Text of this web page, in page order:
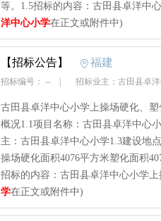
等。1.5招标的内容：古田县卓洋中
洋中心小学在正文或附件中)
【招标公告】 福建
招标编号： -- 招标业主：古田县卓
古田县卓洋中心小学上操场硬化、
概况1.1项目名称：古田县卓洋中心
主：古田县卓洋中心小学1.3建设地
操场硬化面积4076平方米塑化面积
招标的内容：古田县卓洋中心小学
学在正文或附件中)